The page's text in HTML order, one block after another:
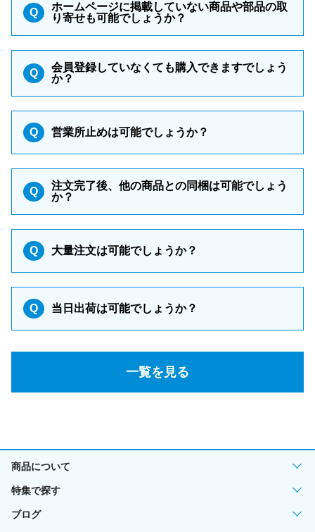
Q
ホームページに掲載していない商品や部品の取
り寄せも可能でしょうか？
Q
会員登録していなくても購入できますでしょう
か？
Q 営業所止めは可能でしょうか？
Q
注文完了後、他の商品との同梱は可能でしょう
か？
Q 大量注文は可能でしょうか？
Q 当日出荷は可能でしょうか？
一覧を見る
商品について
特集で探す
ブログ